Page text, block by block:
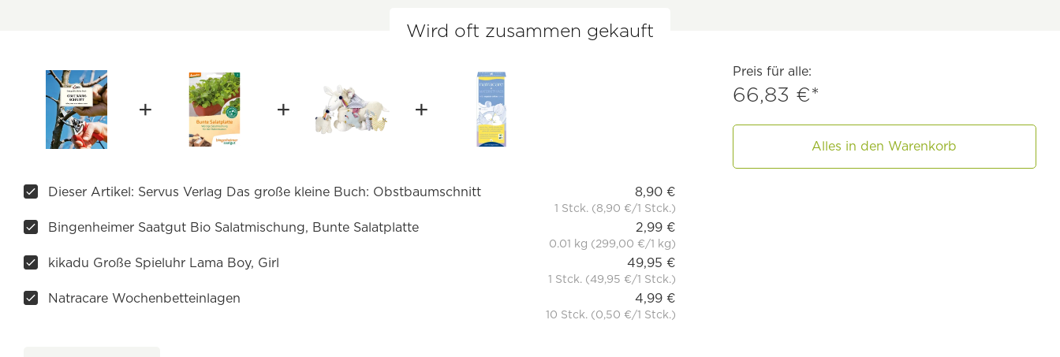
Wird oft zusammen gekauft
Preis für alle:
66,83 €*
Alles in den Warenkorb
Dieser Artikel: Servus Verlag Das große kleine Buch: Obstbaumschnitt 8,90 €
1 Stck. (8,90 €/1 Stck.)
Bingenheimer Saatgut Bio Salatmischung, Bunte Salatplatte 2,99 €
0.01 kg (299,00 €/1 kg)
kikadu Große Spieluhr Lama Boy, Girl 49,95 €
1 Stck. (49,95 €/1 Stck.)
Natracare Wochenbetteinlagen 4,99 €
10 Stck. (0,50 €/1 Stck.)